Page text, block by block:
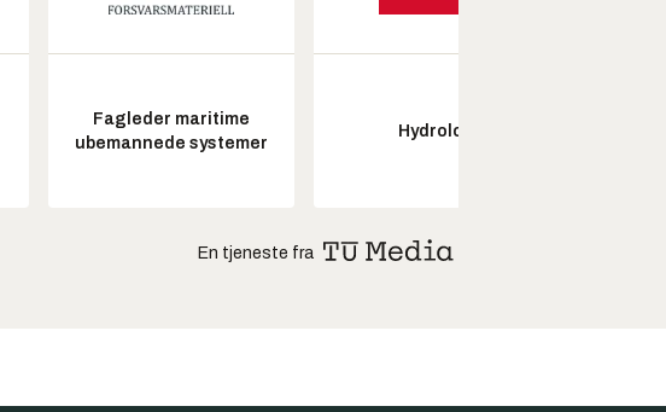
Fagleder maritime
ubemannede systemer
Hydrolog
En tjeneste fra